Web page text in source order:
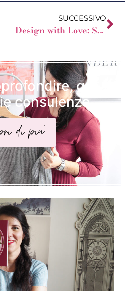
SUCCESSIVO
Design with Love: Shoes Addicted
qui
consulenze
di piu'